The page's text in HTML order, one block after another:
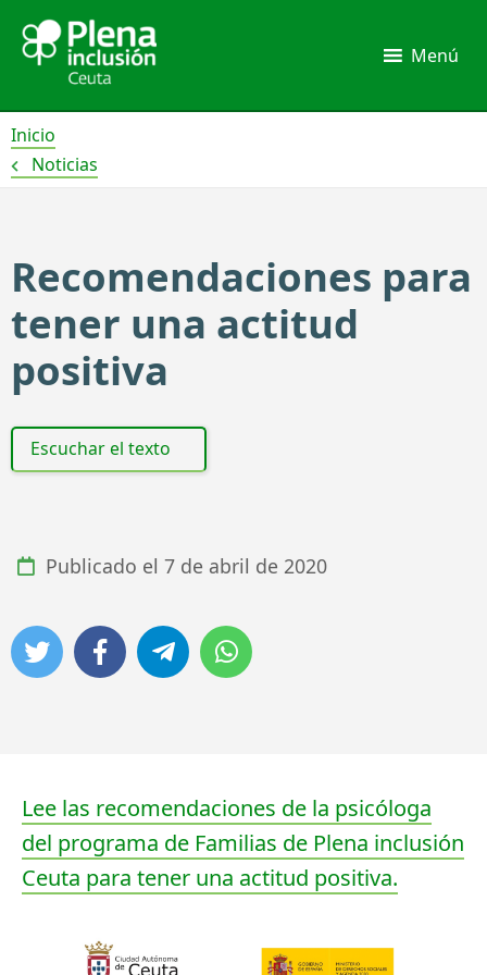
contenido
Menú
Inicio
Noticias
Recomendaciones para
tener una actitud
positiva
Escuchar el texto
Publicado el 7 de abril de 2020
Lee las recomendaciones de la psicóloga
del programa de Familias de Plena inclusión
Ceuta para tener una actitud positiva.